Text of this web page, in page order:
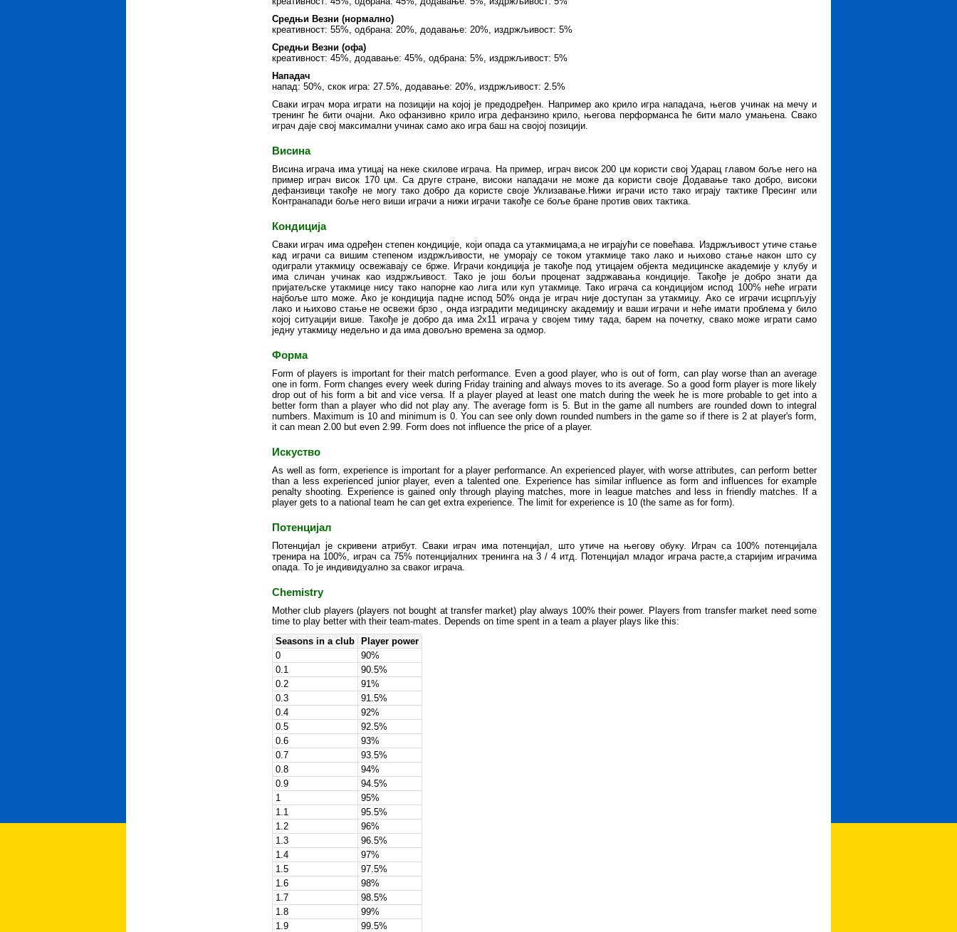
Средњи Везни (нормално)
креативност: 55%, одбрана: 20%, додавање: 20%, издржљивост: 5%
Средњи Везни (офа)
креативност: 45%, додавање: 45%, одбрана: 5%, издржљивост: 5%
Нападач
напад: 50%, скок игра: 27.5%, додавање: 20%, издржљивост: 2.5%
Сваки играч мора играти на позицији на којој је предодређен. Например ако крило игра нападача, његов учинак на мечу и
тренинг ће бити очајни. Ако офанзивно крило игра дефанзино крило, његова перформанса ће бити мало умањена. Свако
играч даје свој максимални учинак само ако игра баш на својој позицији.
Висина
Висина играча има утицај на неке скилове играча. На пример, играч висок 200 цм користи свој Ударац главом боље него на
пример играч висок 170 цм. Са друге стране, високи нападачи не може да користи своје Додавање тако добро, високи
дефанзивци такође не могу тако добро да користе своје Уклизавање.Нижи играчи исто тако играју тактике Пресинг или
Контранапади боље него виши играчи а нижи играчи такође се боље бране против ових тактика.
Кондиција
Сваки играч има одређен степен кондиције, који опада са утакмицама,а не играјући се повећава. Издржљивост утиче стање
кад играчи са вишим степеном издржљивости, не уморају се током утакмице тако лако и њихово стање након што су
одиграли утакмицу освежавају се брже. Играчи кондиција је такође под утицајем објекта медицинске академије у клубу и
има сличан учинак као издржљивост. Тако је још бољи проценат задржавања кондиције. Такође је добро знати да
пријатељске утакмице нису тако напорне као лига или куп утакмице. Тако играча са кондицијом испод 100% неће играти
најбоље што може. Ако је кондиција падне испод 50% онда је играч није доступан за утакмицу. Ако се играчи исцрпљују
лако и њихово стање не освежи брзо , онда изградити медицинску академију и ваши играчи и неће имати проблема у било
којој ситуацији више. Такође је добро да има 2х11 играча у својем тиму тада, барем на почетку, свако може играти само
једну утакмицу недељно и да има довољно времена за одмор.
Форма
Form of players is important for their match performance. Even a good player, who is out of form, can play worse than an average
one in form. Form changes every week during Friday training and always moves to its average. So a good form player is more likely
drop out of his form a bit and vice versa. If a player played at least one match during the week he is more probable to get into a
better form than a player who did not play any. The average form is 5. But in the game all numbers are rounded down to integral
numbers. Maximum is 10 and minimum is 0. You can see only down rounded numbers in the game so if there is 2 at player's form,
it can mean 2.00 but even 2.99. Form does not influence the price of a player.
Искуство
As well as form, experience is important for a player performance. An experienced player, with worse attributes, can perform better
than a less experienced junior player, even a talented one. Experience has similar influence as form and influences for example
penalty shooting. Experience is gained only through playing matches, more in league matches and less in friendly matches. If a
player gets to a national team he can get extra experience. The limit for experience is 10 (the same as for form).
Потенцијал
Потенцијал је скривени атрибут. Сваки играч има потенцијал, што утиче на његову обуку. Играч са 100% потенцијала
тренира на 100%, играч са 75% потенцијалних тренинга на 3 / 4 итд. Потенцијал младог играча расте,а старијим играчима
опада. То је индивидуално за сваког играча.
Chemistry
Mother club players (players not bought at transfer market) play always 100% their power. Players from transfer market need some
time to play better with their team-mates. Depends on time spent in a team a player plays like this:
Seasons in a club
Player power
0
90%
0.1
90.5%
0.2
91%
0.3
91.5%
0.4
92%
0.5
92.5%
0.6
93%
0.7
93.5%
0.8
94%
0.9
94.5%
1
95%
1.1
95.5%
1.2
96%
1.3
96.5%
1.4
97%
1.5
97.5%
1.6
98%
1.7
98.5%
1.8
99%
1.9
99.5%